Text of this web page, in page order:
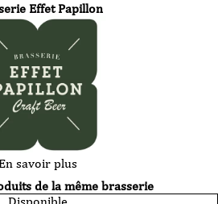
Effet Papillon
En savoir plus
de la même brasserie